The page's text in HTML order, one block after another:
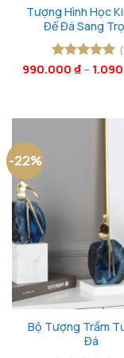
Tượng Hình Học
Đế Đá Sang
Được xếp
990.000 ₫ –
-22%
Bộ Tượng Trầm
Đá